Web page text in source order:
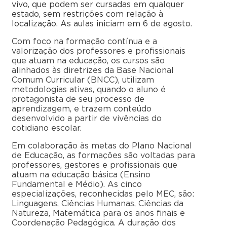
vivo, que podem ser cursadas em qualquer
estado, sem restrições com relação à
localização. As aulas iniciam em 6 de agosto.
Com foco na formação contínua e a
valorização dos professores e profissionais
que atuam na educação, os cursos são
alinhados às diretrizes da Base Nacional
Comum Curricular (BNCC), utilizam
metodologias ativas, quando o aluno é
protagonista de seu processo de
aprendizagem, e trazem conteúdo
desenvolvido a partir de vivências do
cotidiano escolar.
Em colaboração às metas do Plano Nacional
de Educação, as formações são voltadas para
professores, gestores e profissionais que
atuam na educação básica (Ensino
Fundamental e Médio). As cinco
especializações, reconhecidas pelo MEC, são:
Linguagens, Ciências Humanas, Ciências da
Natureza, Matemática para os anos finais e
Coordenação Pedagógica. A duração dos